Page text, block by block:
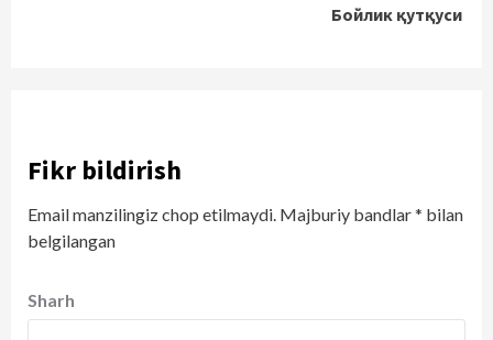
Бойлик қутқуси
Fikr bildirish
Email manzilingiz chop etilmaydi. Majburiy bandlar* bilan
belgilangan
Sharh